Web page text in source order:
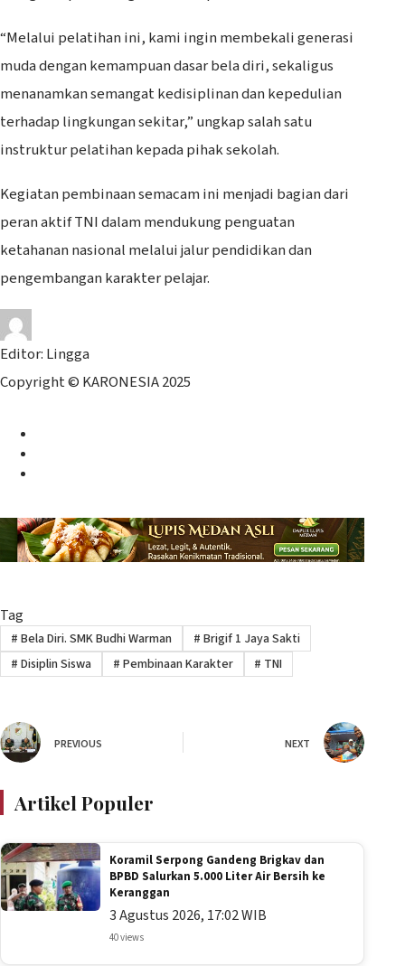
“Melalui pelatihan ini, kami ingin membekali generasi
muda dengan kemampuan dasar bela diri, sekaligus
menanamkan semangat kedisiplinan dan kepedulian
terhadap lingkungan sekitar,” ungkap salah satu
instruktur pelatihan kepada pihak sekolah.
Kegiatan pembinaan semacam ini menjadi bagian dari
peran aktif TNI dalam mendukung penguatan
ketahanan nasional melalui jalur pendidikan dan
pengembangan karakter pelajar.
Editor: Lingga
Copyright © KARONESIA 2025
Tag
# Bela Diri. SMK Budhi Warman # Brigif 1 Jaya Sakti
# Disiplin Siswa # Pembinaan Karakter # TNI
PREVIOUS NEXT
Artikel Populer
Koramil Serpong Gandeng Brigkav dan
BPBD Salurkan 5.000 Liter Air Bersih ke
Keranggan
3 Agustus 2026, 17:02 WIB
40 views